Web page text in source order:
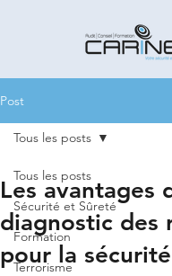
Post
Tous les posts
Sécurité et Sûreté
Formation
Terrorisme
Tous les posts
Les avantages
diagnostic des
pour la sécurité